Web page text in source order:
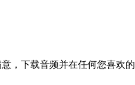
，下载音频并在任何您喜欢的